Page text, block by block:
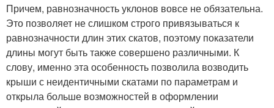
Причем, равнозначность уклонов вовсе не обязательна.
Это позволяет не слишком строго привязываться к
равнозначности длин этих скатов, поэтому показатели
длины могут быть также совершено различными. К
слову, именно эта особенность позволила возводить
крыши с неидентичными скатами по параметрам и
открыла больше возможностей в оформлении